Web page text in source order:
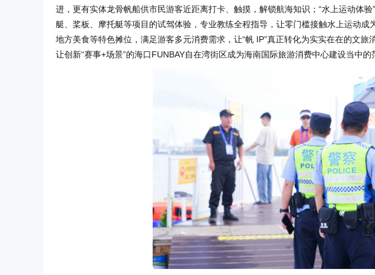
进，更有实体龙骨帆船供市民游客近距离打卡、触摸，解锁航海知识；“水上运动体
艇、桨板、摩托艇等项目的试驾体验，专业教练全程指导，让零门槛接触水上运动
地方美食等特色摊位，满足游客多元消费需求，让“帆 IP”真正转化为实实在在的文旅
让创新“赛事+场景”的海口FUNBAY自在湾街区成为海南国际旅游消费中心建设当中的